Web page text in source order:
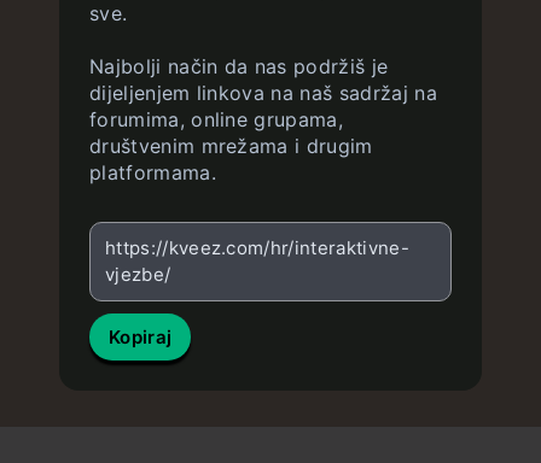
sve.
Najbolji način da nas podržiš je
dijeljenjem linkova na naš sadržaj na
forumima, online grupama,
društvenim mrežama i drugim
platformama.
https://kveez.com/hr/interaktivne-
vjezbe/
Kopiraj